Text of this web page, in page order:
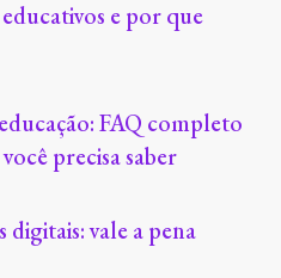
e por que
FAQ completo
precisa saber
digitais: vale a pena